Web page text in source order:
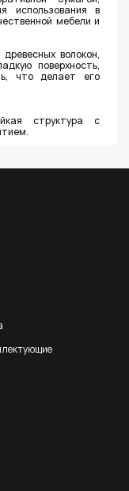
использования в
мебели и
волокон,
поверхность,
что делает его
структура с